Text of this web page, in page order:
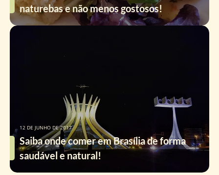
naturebas e não menos gostosos!
Saiba onde comer em Brasília de forma
saudável e natural!
12 DE JUNHO DE 2017